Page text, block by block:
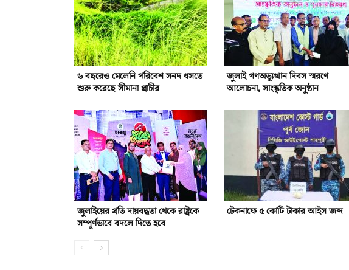
৬ বছরেও মেলেনি পরিবেশ সনদ ধসতে
শুরু করেছে সীমানা প্রাচীর
জুলাই গণঅভ্যুত্থান দিবস স্মরণে
আলোচনা, সাংস্কৃতিক অনুষ্ঠান
জুলাইয়ের প্রতি দায়বদ্ধতা থেকে রাষ্ট্রকে
সম্পূর্ণভাবে বদলে দিতে হবে
টেকনাফে ৫ কোটি টাকার আইস জব্দ